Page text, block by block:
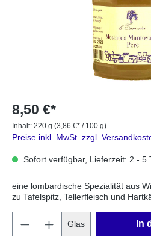
8,50 €*
Inhalt: 220 g (3,86 €* / 100 g)
Preise inkl. MwSt. zzgl.
Sofort verfügbar, Lieferzeit: 2 - 5
eine lombardische Spezialität aus
zu Tafelspitz, Tellerfleisch und
Glas In